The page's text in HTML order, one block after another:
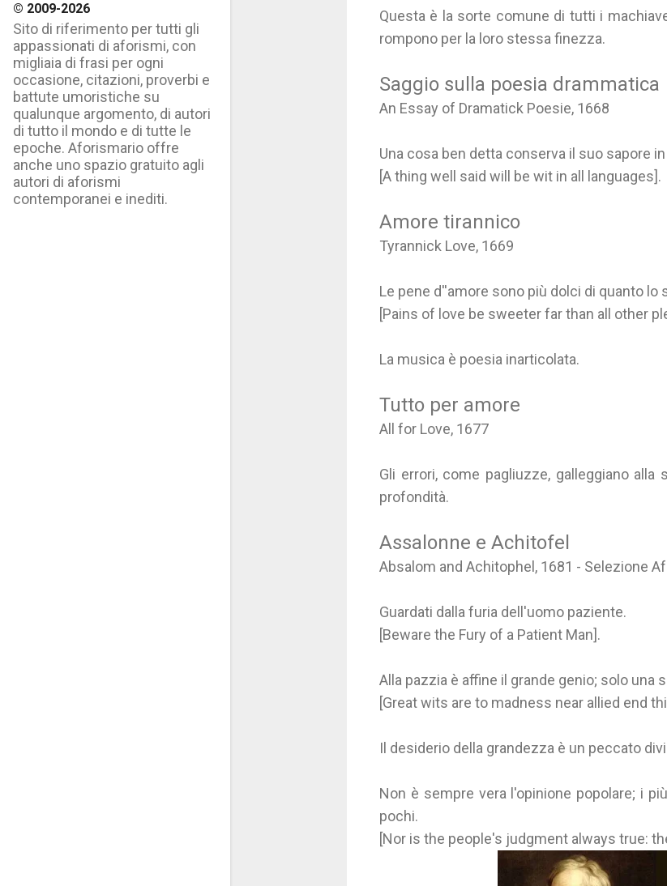
Questa è la sorte comune di tutti i
rompono per la loro stessa finezza.
Saggio sulla poesia drammatica
An Essay of Dramatick Poesie, 1668
Una cosa ben detta conserva il suo sapore
[A thing well said will be wit in all languages].
Amore tirannico
Tyrannick Love, 1669
Le pene d''amore sono più dolci di quanto lo
[Pains of love be sweeter far than all other
La musica è poesia inarticolata.
Tutto per amore
All for Love, 1677
Gli errori, come pagliuzze, galleggiano
profondità.
Assalonne e Achitofel
Absalom and Achitophel, 1681 - Selezione
Guardati dalla furia dell'uomo paziente.
[Beware the Fury of a Patient Man].
Alla pazzia è affine il grande genio; solo una
[Great wits are to madness near allied end
Il desiderio della grandezza è un peccato
Non è sempre vera l'opinione popolare; i
pochi.
[Nor is the people's judgment always true:
© 2009-2026
Sito di riferimento per tutti gli
appassionati di aforismi, con
migliaia di frasi per ogni
occasione, citazioni, proverbi e
battute umoristiche su
qualunque argomento, di autori
di tutto il mondo e di tutte le
epoche. Aforismario offre
anche uno spazio gratuito agli
autori di aforismi
contemporanei e inediti.